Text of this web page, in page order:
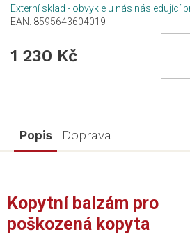
Externí sklad - obvykle u nás následující
EAN: 8595643604019
1 230 Kč
Popis Doprava
Kopytní balzám pro
poškozená kopyta